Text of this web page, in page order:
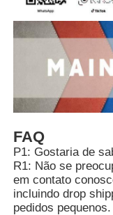
FAQ
P1: Gostaria de
R1: Não se
em contato
incluindo drop
pedidos pequenos.